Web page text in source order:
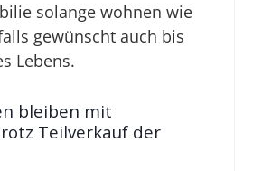
solange wohnen wie
gewünscht auch bis
Lebens.
bleiben mit
Teilverkauf der